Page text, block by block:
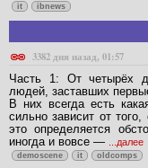
it ibnews
3382 дня назад, 01:57
Часть 1: От четырёх
людей, заставших
В них всегда есть
сильно зависит от
это определяется
иногда и вовсе —
...далее
demoscene it oldcomps